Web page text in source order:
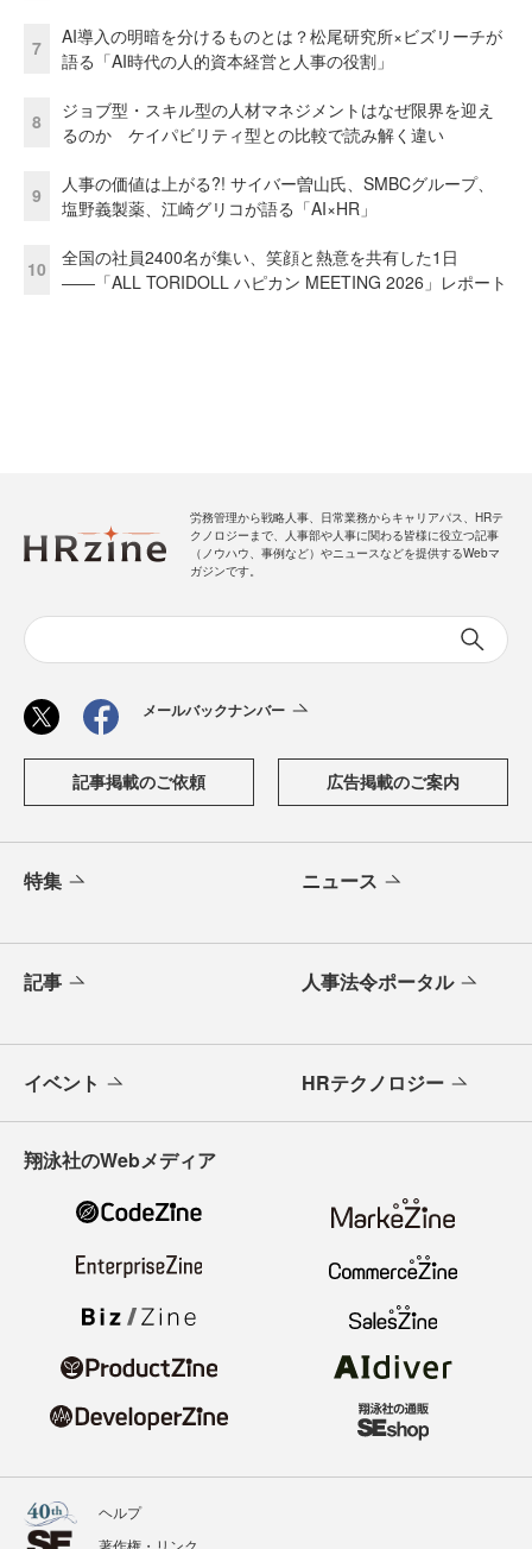
7
AI導入の明暗を分けるものとは？松尾研究所×ビズリーチが
語る「AI時代の人的資本経営と人事の役割」
8
ジョブ型・スキル型の人材マネジメントはなぜ限界を迎え
るのか ケイパビリティ型との比較で読み解く違い
9
人事の価値は上がる?! サイバー曽山氏、SMBCグループ、
塩野義製薬、江崎グリコが語る「AI×HR」
10
全国の社員2400名が集い、笑顔と熱意を共有した1日
――「ALL TORIDOLL ハピカン MEETING 2026」レポート
労務管理から戦略人事、日常業務からキャリアパス、HRテ
クノロジーまで、人事部や人事に関わる皆様に役立つ記事
（ノウハウ、事例など）やニュースなどを提供するWebマ
ガジンです。
メールバックナンバー
記事掲載のご依頼 広告掲載のご案内
特集 ニュース
記事 人事法令ポータル
イベント HRテクノロジー
翔泳社のWebメディア
ヘルプ
著作権・リンク